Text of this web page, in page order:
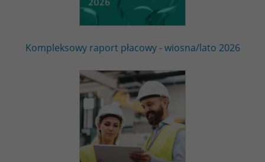
Kompleksowy raport płacowy - wiosna/lato 2026